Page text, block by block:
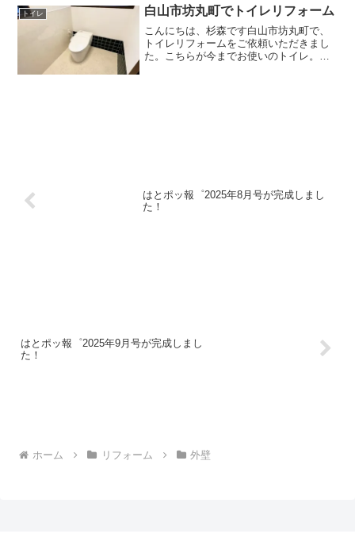
今と同じ外壁材（窯業系サイディング）
を貼ると建物がものすごく...
トイレ 白山市坊丸町でトイレリフォーム
こんにちは、杉森です白山市坊丸町で、
トイレリフォームをご依頼いただきまし
た。こちらが今までお使いのトイレ。全
はとポッ報゜2025年8月号が完成しまし
た！
はとポッ報゜2025年9月号が完成しまし
た！
ホーム リフォーム 外壁